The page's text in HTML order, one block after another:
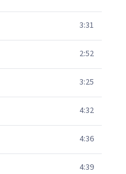
3:31
2:52
3:25
4:32
4:36
4:39